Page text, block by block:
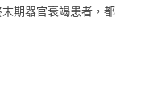
期器官衰竭患者，都